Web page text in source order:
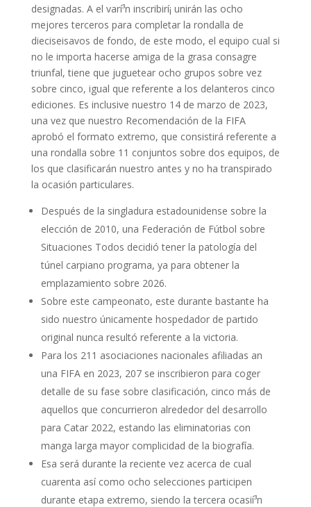
designadas. A el varí³n inscribirí¡ unirán las ocho
mejores terceros para completar la rondalla de
dieciseisavos de fondo, de este modo, el equipo cual si
no le importa hacerse amiga de la grasa consagre
triunfal, tiene que juguetear ocho grupos sobre vez
sobre cinco, igual que referente a los delanteros cinco
ediciones. Es inclusive nuestro 14 de marzo de 2023,
una vez que nuestro Recomendación de la FIFA
aprobó el formato extremo, que consistirá referente a
una rondalla sobre 11 conjuntos sobre dos equipos, de
los que clasificarán nuestro antes y no ha transpirado
la ocasión particulares.
Después de la singladura estadounidense sobre la
elección de 2010, una Federación de Fútbol sobre
Situaciones Todos decidió tener la patologí­a del
túnel carpiano programa, ya para obtener la
emplazamiento sobre 2026.
Sobre este campeonato, este durante bastante ha
sido nuestro únicamente hospedador de partido
original nunca resultó referente a la victoria.
Para los 211 asociaciones nacionales afiliadas an
una FIFA en 2023, 207 se inscribieron para coger
detalle de su fase sobre clasificación, cinco más de
aquellos que concurrieron alrededor del desarrollo
para Catar 2022, estando las eliminatorias con
manga larga mayor complicidad de la biografía.
Esa será durante la reciente vez acerca de cual
cuarenta así­ como ocho selecciones participen
durante etapa extremo, siendo la tercera ocasií³n